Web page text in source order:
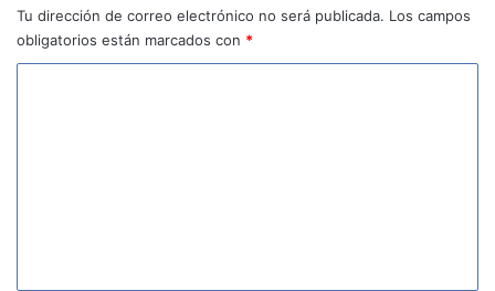
Tu dirección de correo electrónico no será publicada. Los campos
obligatorios están marcados con *